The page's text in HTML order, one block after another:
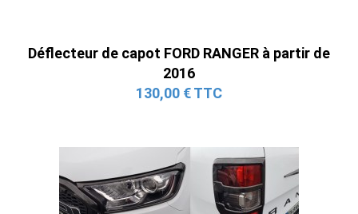
Déflecteur de capot FORD RANGER à partir de
2016
130,00 € TTC